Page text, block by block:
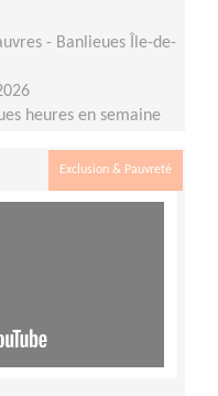
- Banlieues Île-de-
heures en semaine
Exclusion & Pauvreté